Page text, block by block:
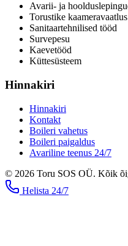
Avarii- ja
Torustike kaameravaatlus
Sanitaartehnilised tööd
Survepesu
Kaevetööd
​Küttesüsteem
Hinnakiri
Hinnakiri
Kontakt
Boileri vahetus
Boileri paigaldus
Avariline teenus 24/7
© 2026 Toru SOS OÜ. Kõik
Helista 24/7